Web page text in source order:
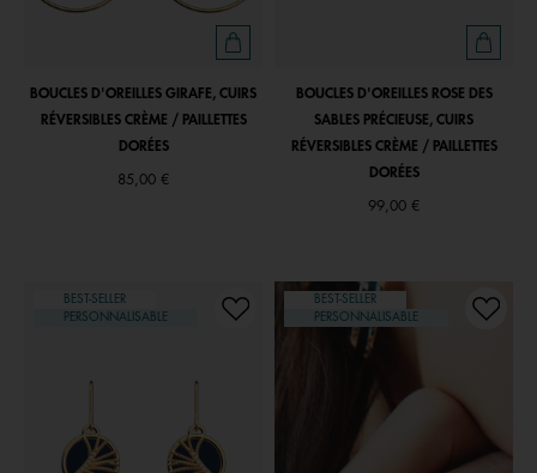
BOUCLES D'OREILLES GIRAFE, CUIRS
RÉVERSIBLES CRÈME / PAILLETTES
DORÉES
85,00 €
BOUCLES D'OREILLES ROSE DES
SABLES PRÉCIEUSE, CUIRS
RÉVERSIBLES CRÈME / PAILLETTES
DORÉES
99,00 €
BEST-SELLER
PERSONNALISABLE
BEST-SELLER
PERSONNALISABLE